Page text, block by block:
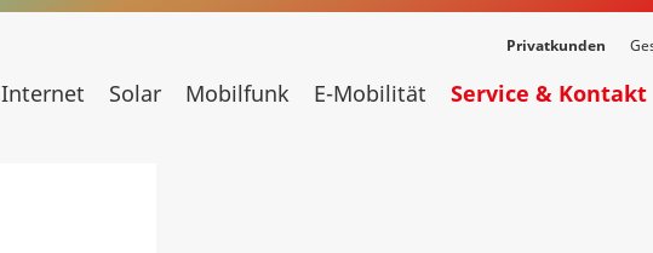
Privatkunden
Internet Solar Mobilfunk E-Mobilität Service & Kontakt